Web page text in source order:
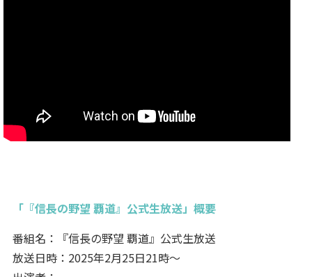
「『信長の野望 覇道』公式生放送」概要
番組名：『信長の野望 覇道』公式生放送
放送日時：2025年2月25日21時～